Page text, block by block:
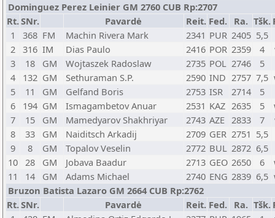
Dominguez Perez Leinier GM 2760 CUB Rp:2707
Rt.SNr. Pavardė Reit. Fed. Ra. Tšk.
1
368 FM Machin Rivera Mark 2341 PUR 2405 5,5
2
316 IM Dias Paulo 2416 POR 2359 4
3
18 GM Wojtaszek Radoslaw 2735 POL 2746
5
4
132 GM Sethuraman S.P. 2590 IND 2757 7,5
5
11 GM Gelfand Boris 2753 ISR 2714
5
6
194 GM Ismagambetov Anuar 2531 KAZ 2635 5
7
15 GM Mamedyarov Shakhriyar 2743 AZE 2833 7
8
33 GM Naiditsch Arkadij 2709 GER 2751 5,5
9
8 GM Topalov Veselin 2772 BUL 2872 6,5
10
28 GM Jobava Baadur 2713 GEO 2650 6
11
14 GM Adams Michael 2740 ENG 2839 6,5
Bruzon Batista Lazaro GM 2664 CUB Rp:2762
Rt.SNr. Pavardė Reit. Fed. Ra. Tšk.